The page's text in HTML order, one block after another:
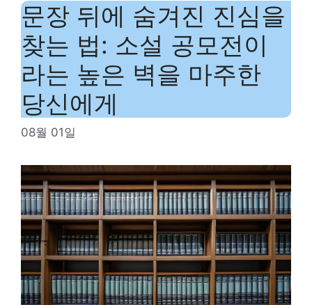
문장 뒤에 숨겨진 진심을
찾는 법: 소설 공모전이
라는 높은 벽을 마주한
당신에게
08월 01일